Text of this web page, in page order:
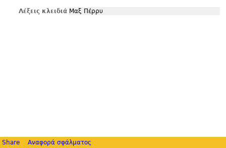
Λέξεις κλειδιά Μαξ Πέρρυ
Share Αναφορά σφάλματος